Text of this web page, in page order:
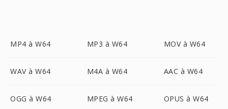
MP4 à W64 MP3 à W64 MOV à W64
WAV à W64 M4A à W64 AAC à W64
OGG à W64 MPEG à W64 OPUS à W64